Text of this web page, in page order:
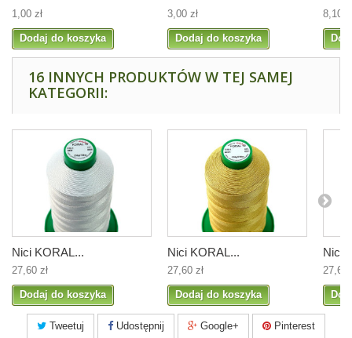
1,00 zł
Dodaj do koszyka
3,00 zł
Dodaj do koszyka
8,10
16 INNYCH PRODUKTÓW W TEJ SAMEJ
KATEGORII:
Nici KORAL...
27,60 zł
Dodaj do koszyka
Nici KORAL...
27,60 zł
Dodaj do koszyka
Nici
27,60
Tweetuj Udostępnij Google+ Pinterest